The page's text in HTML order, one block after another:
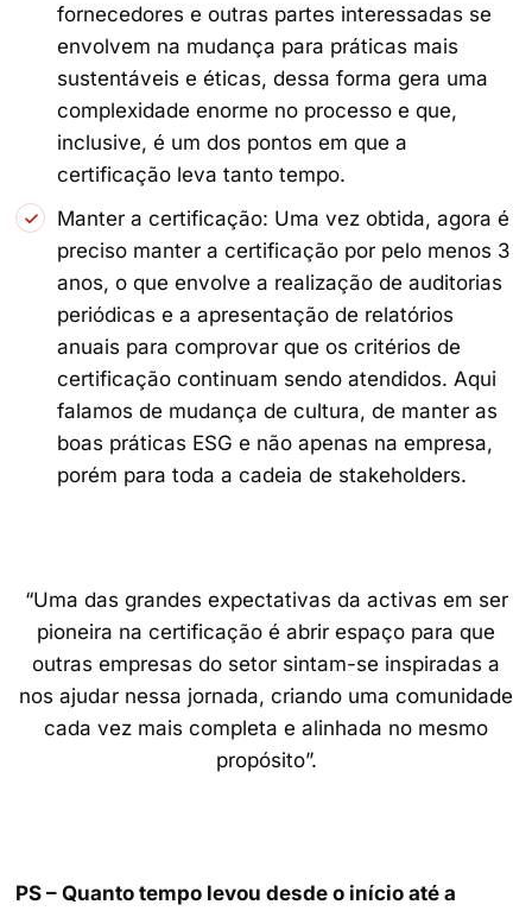
fornecedores e outras partes interessadas se
envolvem na mudança para práticas mais
sustentáveis e éticas, dessa forma gera uma
complexidade enorme no processo e que,
inclusive, é um dos pontos em que a
certificação leva tanto tempo.
Manter a certificação: Uma vez obtida, agora é
preciso manter a certificação por pelo menos 3
anos, o que envolve a realização de auditorias
periódicas e a apresentação de relatórios
anuais para comprovar que os critérios de
certificação continuam sendo atendidos. Aqui
falamos de mudança de cultura, de manter as
boas práticas ESG e não apenas na empresa,
porém para toda a cadeia de stakeholders.
“Uma das grandes expectativas da activas em ser
pioneira na certificação é abrir espaço para que
outras empresas do setor sintam-se inspiradas a
nos ajudar nessa jornada, criando uma comunidade
cada vez mais completa e alinhada no mesmo
propósito”.
PS – Quanto tempo levou desde o início até a